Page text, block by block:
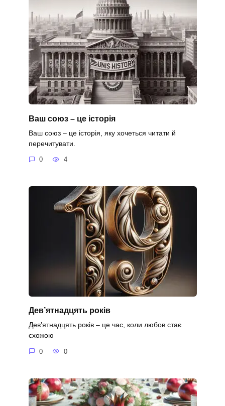
Ваш союз – це історія
Ваш союз – це історія, яку хочеться читати й
перечитувати.
0 4
Дев’ятнадцять років
Дев’ятнадцять років – це час, коли любов стає
схожою
0 0